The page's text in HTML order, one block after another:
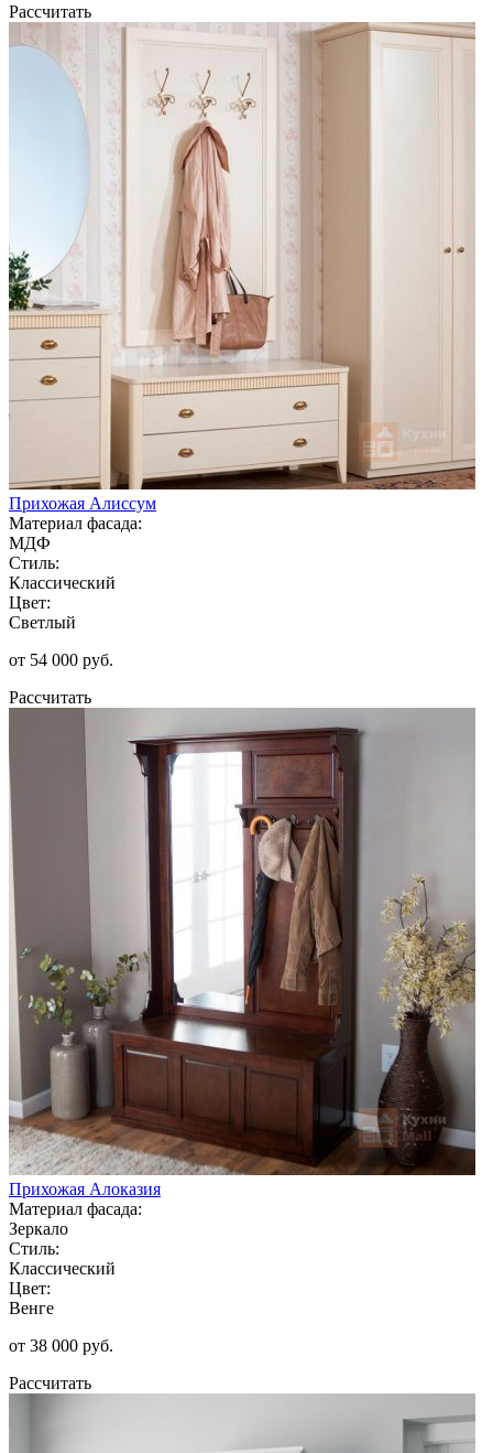
Рассчитать
Прихожая Алиссум
Материал фасада:
МДФ
Стиль:
Классический
Цвет:
Светлый
от 54 000 руб.
Рассчитать
Прихожая Алоказия
Материал фасада:
Зеркало
Стиль:
Классический
Цвет:
Венге
от 38 000 руб.
Рассчитать